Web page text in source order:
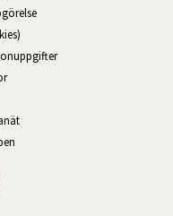
Öppnas i nytt fönster.